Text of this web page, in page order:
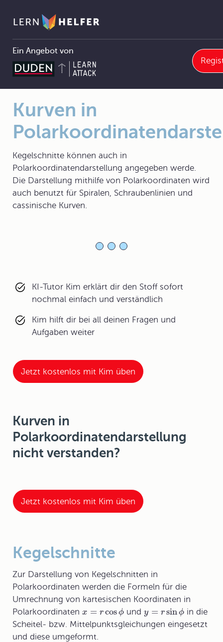
Ein Angebot von
Pfadnavigation
10.5.0 Überblick Kurven in Polarkoordinatendarstellung
Kurven in
Kegelschnitte können auch in
Polarkoordinatendarstellung angegeben werde.
Die Darstellung mithilfe von Polarkoordinaten wird
auch benutzt für Spiralen, Schraubenlinien und
cassinische Kurven.
KI-Tutor Kim erklärt dir den Stoff sofort
nochmal einfach und verständlich
Kim hilft dir bei all deinen Fragen und
Aufgaben weiter
Jetzt kostenlos mit Kim üben
Kurven in
Polarkoordinatendarstellung
nicht verstanden?
Jetzt kostenlos mit Kim üben
Kegelschnitte
Zur Darstellung von Kegelschnitten in
Polarkoordinaten werden die Formeln für die
Umrechnung von kartesischen Koordinaten in
Polarkoordinaten x = rcosϕ undy = r sinϕin die
Scheitel- bzw. Mittelpunktsgleichungen eingesetzt
und diese umgeformt.